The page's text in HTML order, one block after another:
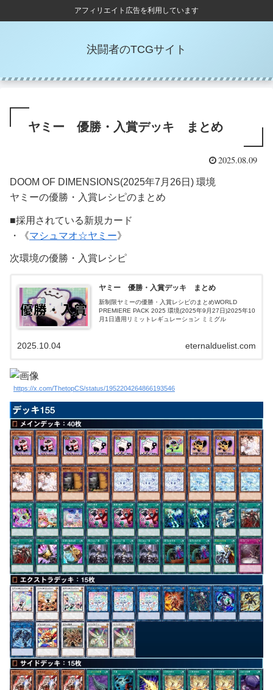
アフィリエイト広告を利用しています
決闘者のTCGサイト
ヤミー 優勝・入賞デッキ まとめ
2025.08.09
DOOM OF DIMENSIONS(2025年7月26日) 環境
ヤミーの優勝・入賞レシピのまとめ
■採用されている新規カード
・《マシュマオ☆ヤミー》
次環境の優勝・入賞レシピ
ヤミー 優勝・入賞デッキ まとめ
新制限ヤミーの優勝・入賞レシピのまとめWORLD
PREMIERE PACK 2025 環境(2025年9月27日)2025年10
月1日適用リミットレギュレーション ミミグル
eternalduelist.com
2025.10.04
https://x.com/ThetopCS/status/1952204264866193546